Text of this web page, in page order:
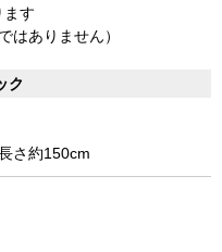
ます
はありません）
ク
さ約150cm